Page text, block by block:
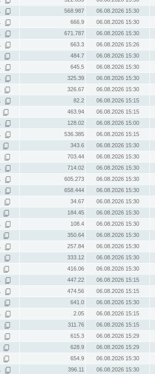
568.987
06.08.2026 15:30
666.9
06.08.2026 15:30
671.787
06.08.2026 15:30
663.3
06.08.2026 15:26
484.7
06.08.2026 15:30
645.5
06.08.2026 15:30
325.39
06.08.2026 15:30
326.67
06.08.2026 15:30
82.2
06.08.2026 15:15
463.94
06.08.2026 15:15
128.02
06.08.2026 15:00
536.385
06.08.2026 15:15
343.6
06.08.2026 15:30
703.44
06.08.2026 15:30
714.02
06.08.2026 15:30
605.273
06.08.2026 15:30
658.444
06.08.2026 15:30
34.67
06.08.2026 15:30
184.45
06.08.2026 15:30
108.4
06.08.2026 15:30
350.64
06.08.2026 15:30
257.84
06.08.2026 15:30
333.12
06.08.2026 15:30
416.06
06.08.2026 15:30
447.22
06.08.2026 15:15
474.56
06.08.2026 15:15
641.0
06.08.2026 15:30
2.05
06.08.2026 15:15
311.76
06.08.2026 15:15
615.3
06.08.2026 15:29
628.9
06.08.2026 15:29
654.9
06.08.2026 15:30
396.11 06.08.2026 15:30